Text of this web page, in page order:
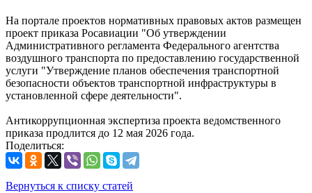
На портале проектов нормативных правовых актов размещен
проект приказа Росавиации "Об утверждении
Административного регламента Федерального агентства
воздушного транспорта по предоставлению государственной
услуги "Утверждение планов обеспечения транспортной
безопасности объектов транспортной инфраструктуры в
установленной сфере деятельности".
Антикоррупционная экспертиза проекта ведомственного
приказа продлится до 12 мая 2026 года.
Поделиться:
Вернуться к списку статей